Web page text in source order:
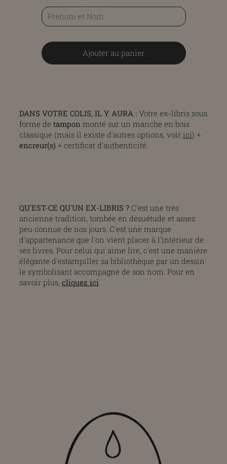
Ajouter au panier
DANS VOTRE COLIS, IL Y AURA :Votre ex-libris sous
forme de tampon monté sur un manche en bois
classique (mais il existe d'autres options, voir ici) +
encreur(s) + certificat d'authenticité.
QU'EST-CE QU'UN EX-LIBRIS ?C'est une très
ancienne tradition, tombée en désuétude et assez
peu connue de nos jours. C'est une marque
d'appartenance que l'on vient placer à l'intérieur de
ses livres. Pour celui qui aime lire, c'est une manière
élégante d'estampiller sa bibliothèque par un dessin
le symbolisant accompagné de son nom. Pour en
savoir plus, cliquez ici.